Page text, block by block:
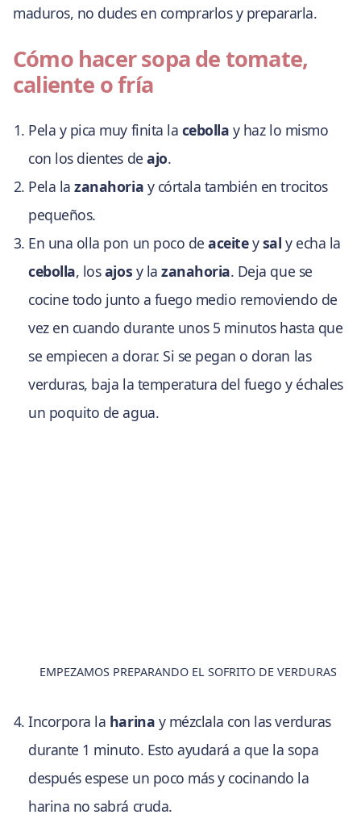
maduros, no dudes en comprarlos y prepararla.
Cómo hacer sopa de tomate,
caliente o fría
Pela y pica muy finita la cebolla y haz lo mismo
con los dientes deajo.
Pela lazanahoria y córtala también en trocitos
pequeños.
En una olla pon un poco deaceiteysal y echa la
cebolla, losajos y lazanahoria. Deja que se
cocine todo junto a fuego medio removiendo de
vez en cuando durante unos 5 minutos hasta que
se empiecen a dorar. Si se pegan o doran las
verduras, baja la temperatura del fuego y échales
un poquito de agua.
EMPEZAMOS PREPARANDO EL SOFRITO DE VERDURAS
Incorpora la harina y mézclala con las verduras
durante 1 minuto. Esto ayudará a que la sopa
después espese un poco más y cocinando la
harina no sabrá cruda.